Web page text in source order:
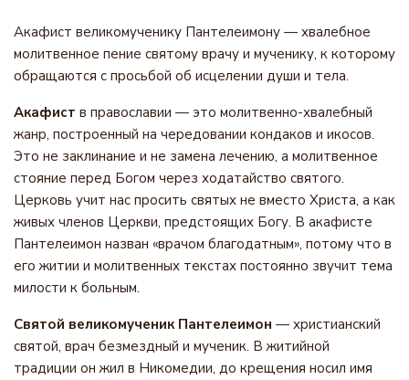
Акафист великомученику Пантелеимону — хвалебное
молитвенное пение святому врачу и мученику, к которому
обращаются с просьбой об исцелении души и тела.
Акафист в православии — это молитвенно-хвалебный
жанр, построенный на чередовании кондаков и икосов.
Это не заклинание и не замена лечению, а молитвенное
стояние перед Богом через ходатайство святого.
Церковь учит нас просить святых не вместо Христа, а как
живых членов Церкви, предстоящих Богу. В акафисте
Пантелеимон назван «врачом благодатным», потому что в
его житии и молитвенных текстах постоянно звучит тема
милости к больным.
Святой великомученик Пантелеимон — христианский
святой, врач безмездный и мученик. В житийной
традиции он жил в Никомедии, до крещения носил имя